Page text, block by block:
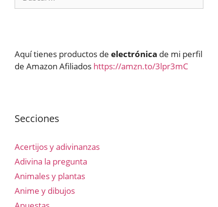
Aquí tienes productos de electrónica de mi perfil
de Amazon Afiliados https://amzn.to/3lpr3mC
Secciones
Acertijos y adivinanzas
Adivina la pregunta
Animales y plantas
Anime y dibujos